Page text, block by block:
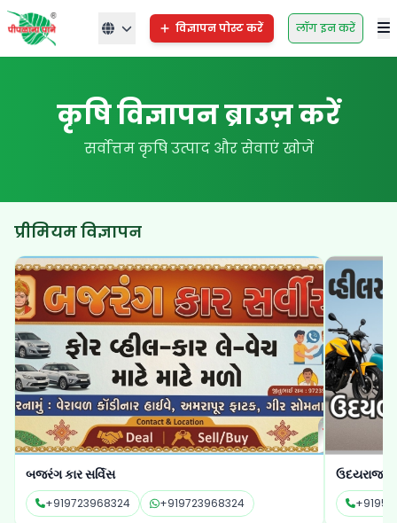
विज्ञापन पोस्ट करें लॉग इन करें
कृषि विज्ञापन ब्राउज़ करें
सर्वोत्तम कृषि उत्पाद और सेवाएं खोजें
प्रीमियम विज्ञापन
બજરંગ કાર સર્વિસ
+919723968324 +919723968324
ઉદયરાજ